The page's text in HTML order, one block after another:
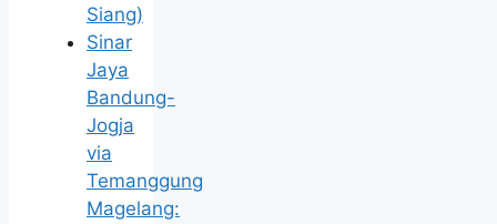
Siang)
Sinar
Jaya
Bandung-
Jogja
via
Temanggung
Magelang: